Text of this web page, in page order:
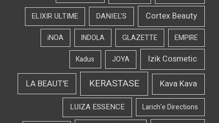
Cortex Beauty
DANIEL'S
ELIXIR ULTIME
EMPIRE
GLAZETTE
INDOLA
iNOA
Izik Cosmetic
JOYA
Kadus
Kava Kava
KERASTASE
LA BEAUT'E
Larich'e Directions
LUIZA ESSENCE